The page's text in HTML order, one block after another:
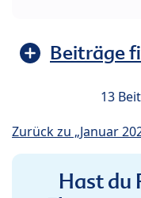
Beiträge
13
Zurück zu „Januar
Hast du